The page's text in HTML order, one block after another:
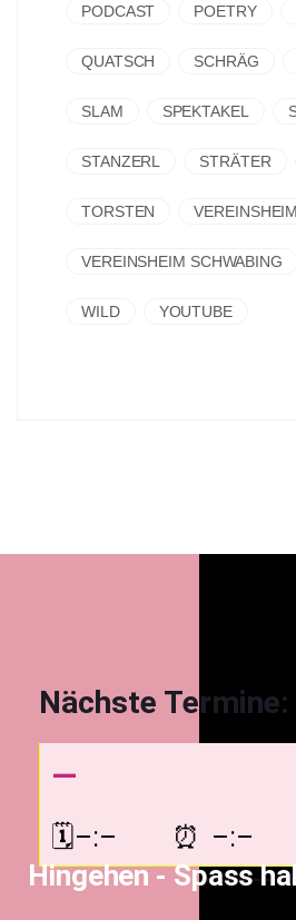
PODCAST POETRY
QUATSCH SCHRÄG
SLAM SPEKTAKEL
STANZERL STRÄTER
TORSTEN VEREINSHEIM
VEREINSHEIM SCHWABING
WILD YOUTUBE
Nächste Termine:
—
–:– –:–
Hingehen - Spass